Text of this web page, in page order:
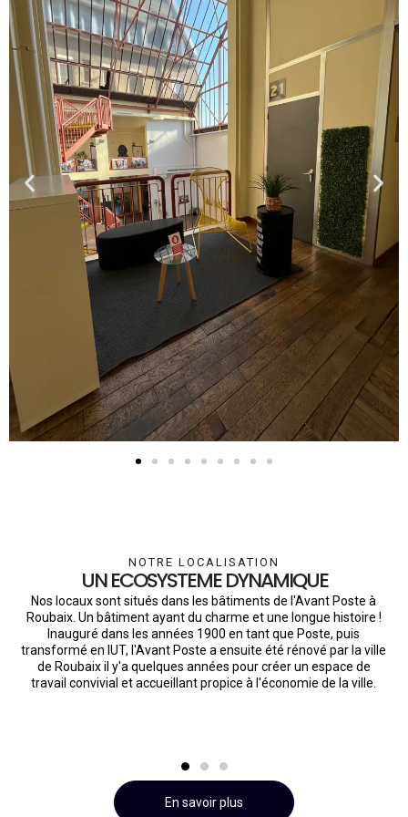
NOTRE LOCALISATION
UN ECOSYSTEME DYNAMIQUE
Nos locaux sont situés dans les bâtiments de l'Avant Poste à
Roubaix. Un bâtiment ayant du charme et une longue histoire !
Inauguré dans les années 1900 en tant que Poste, puis
transformé en IUT, l'Avant Poste a ensuite été rénové par la ville
de Roubaix il y'a quelques années pour créer un espace de
travail convivial et accueillant propice à l'économie de la ville.
En savoir plus